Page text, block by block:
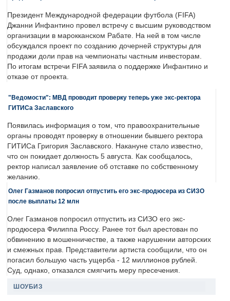
Президент Международной федерации футбола (FIFA)
Джанни Инфантино провел встречу с высшим руководством
организации в марокканском Рабате. На ней в том числе
обсуждался проект по созданию дочерней структуры для
продажи доли прав на чемпионаты частным инвесторам.
По итогам встречи FIFA заявила о поддержке Инфантино и
отказе от проекта.
"Ведомости": МВД проводит проверку теперь уже экс-ректора
ГИТИСа Заславского
Появилась информация о том, что правоохранительные
органы проводят проверку в отношении бывшего ректора
ГИТИСа Григория Заславского. Накануне стало известно,
что он покидает должность 5 августа. Как сообщалось,
ректор написал заявление об отставке по собственному
желанию.
Олег Газманов попросил отпустить его экс-продюсера из СИЗО
после выплаты 12 млн
Олег Газманов попросил отпустить из СИЗО его экс-
продюсера Филиппа Россу. Ранее тот был арестован по
обвинению в мошенничестве, а также нарушении авторских
и смежных прав. Представители артиста сообщили, что он
погасил большую часть ущерба - 12 миллионов рублей.
Суд, однако, отказался смягчить меру пресечения.
ШОУБИЗ